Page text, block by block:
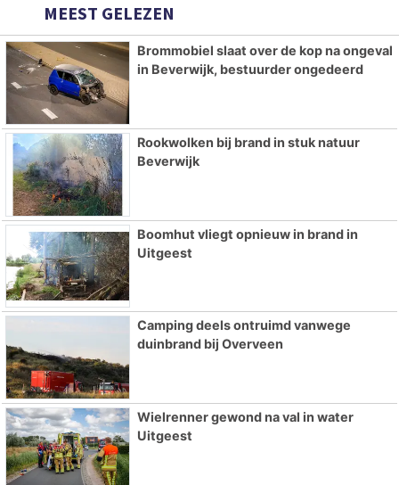
MEEST GELEZEN
Brommobiel slaat over de kop na ongeval
in Beverwijk, bestuurder ongedeerd
Rookwolken bij brand in stuk natuur
Beverwijk
Boomhut vliegt opnieuw in brand in
Uitgeest
Camping deels ontruimd vanwege
duinbrand bij Overveen
Wielrenner gewond na val in water
Uitgeest